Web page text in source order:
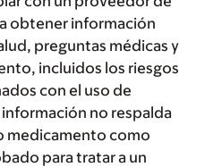
obtener información
preguntas médicas y
incluidos los riesgos
con el uso de
no respalda
medicamento como
para tratar a un